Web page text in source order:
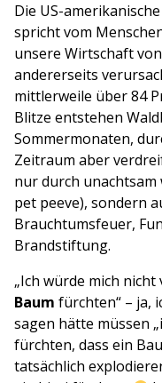
Die US-
spricht vom
unsere Wirtschaft
andererseits
mittlerweile über 84
Blitze entstehen
Sommermonaten,
Zeitraum aber
nur durch
pet peeve), sondern
Brauchtumsfeuer,
Brandstiftung.
„Ich würde mich nicht
Baum fürchten“ – ja,
sagen hätte müssen
fürchten, dass ein
tatsächlich